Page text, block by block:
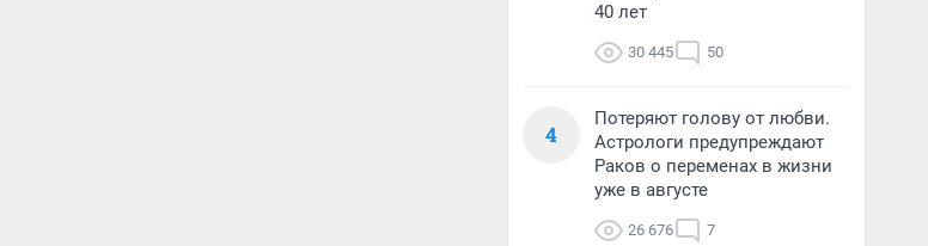
40 лет
30 445 50
4
Потеряют голову от любви.
Астрологи предупреждают
Раков о переменах в жизни
уже в августе
26 676 7